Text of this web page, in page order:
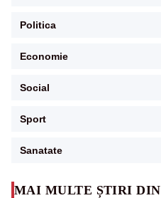
MAI MULTE ȘTIRI DIN
Politica
Economie
Social
Sport
Sanatate